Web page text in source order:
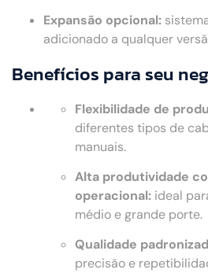
Expansão opcional:
adicionado a qualquer
Benefícios para seu
Flexibilidade de
diferentes tipos de
manuais.
Alta produtividade
operacional: ideal
médio e grande porte.
Qualidade
precisão e